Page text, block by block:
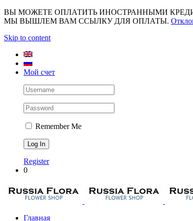
ВЫ МОЖЕТЕ ОПЛАТИТЬ ИНОСТРАННЫМИ
МЫ ВЫШЛЕМ ВАМ ССЫЛКУ ДЛЯ ОПЛАТЫ.
Skip to content
Мой счет
Remember Me
Register
0
Главная